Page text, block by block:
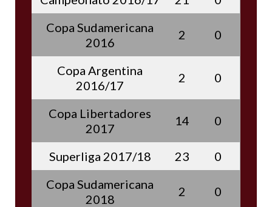
Copa Sudamericana
2016
2 0
Copa Argentina
2016/17
2 0
Copa Libertadores
2017
14 0
Superliga 2017/18 23
0
Copa Sudamericana
2018
2 0